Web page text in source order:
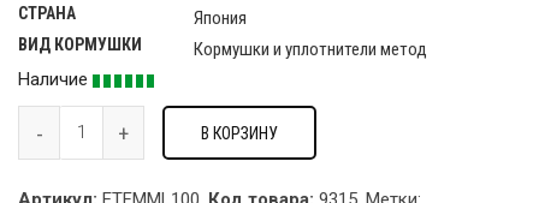
СТРАНА Япония
ВИД КОРМУШКИ
Кормушки и уплотнители метод
Наличие
В КОРЗИНУ